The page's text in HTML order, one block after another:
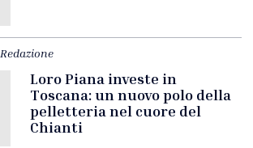
Redazione
Loro Piana investe in
Toscana: un nuovo polo della
pelletteria nel cuore del
Chianti